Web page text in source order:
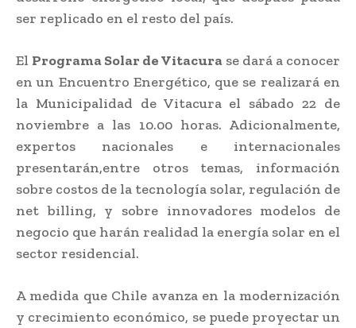
ser replicado en el resto del país.
El Programa Solar de Vitacura se dará a conocer
en un Encuentro Energético, que se realizará en
la Municipalidad de Vitacura el sábado 22 de
noviembre a las 10.00 horas. Adicionalmente,
expertos nacionales e internacionales
presentarán,entre otros temas, información
sobre costos de la tecnología solar, regulación de
net billing, y sobre innovadores modelos de
negocio que harán realidad la energía solar en el
sector residencial.
A medida que Chile avanza en la modernización
y crecimiento económico, se puede proyectar un